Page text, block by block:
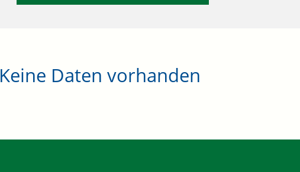
Keine Daten vorhanden